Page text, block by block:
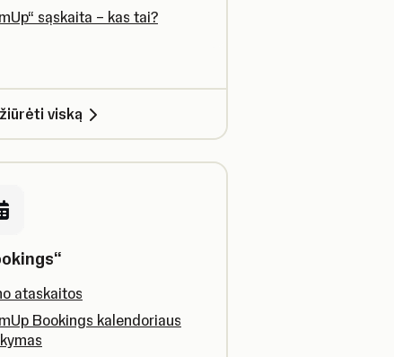
sąskaita – kas tai?
viską
ataskaitos
Bookings kalendoriaus